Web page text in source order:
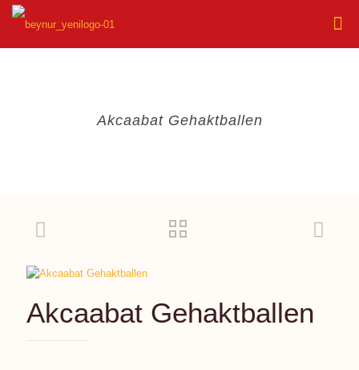
Akcaabat Gehaktballen
Akcaabat Gehaktballen